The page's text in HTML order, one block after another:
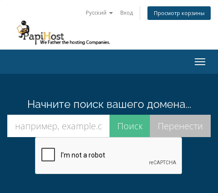
Русский Вход Просмотр корзины
Начните поиск вашего домена...